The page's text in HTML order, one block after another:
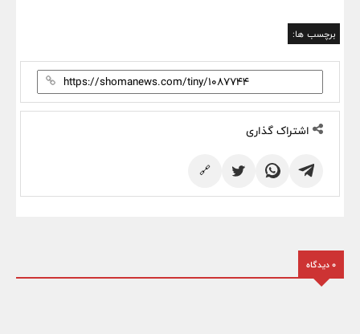
برچسب ها:
اشتراک گذاری
🔗
0 دیدگاه